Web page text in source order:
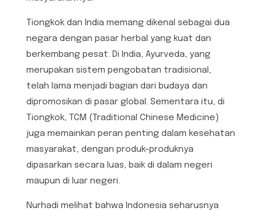
Tiongkok dan India memang dikenal sebagai dua
negara dengan pasar herbal yang kuat dan
berkembang pesat. Di India, Ayurveda, yang
merupakan sistem pengobatan tradisional,
telah lama menjadi bagian dari budaya dan
dipromosikan di pasar global. Sementara itu, di
Tiongkok, TCM (Traditional Chinese Medicine)
juga memainkan peran penting dalam kesehatan
masyarakat, dengan produk-produknya
dipasarkan secara luas, baik di dalam negeri
maupun di luar negeri.
Nurhadi melihat bahwa Indonesia seharusnya